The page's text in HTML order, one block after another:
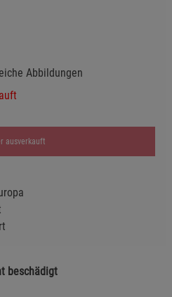
Abbildungen
ausverkauft
beschädigt